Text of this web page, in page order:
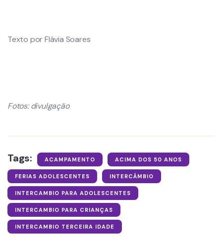
Texto por Flávia Soares
Fotos: divulgação
Tags: ACAMPAMENTO ACIMA DOS 50 ANOS
FERIAS ADOLESCENTES INTERCÂMBIO
INTERCAMBIO PARA ADOLESCENTES
INTERCAMBIO PARA CRIANÇAS
INTERCAMBIO TERCEIRA IDADE